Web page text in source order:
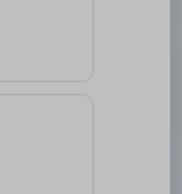
[kW]:
Hz